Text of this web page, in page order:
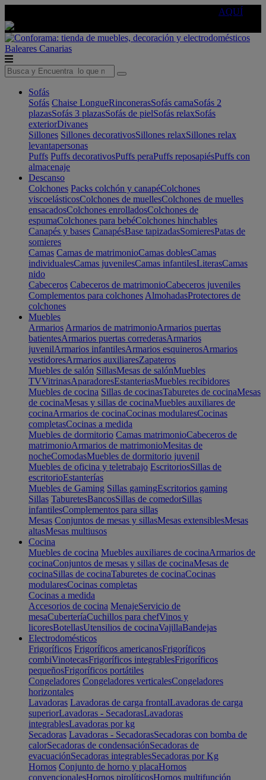
AQUÍ
Baleares Canarias
Sofás
Sofás Chaise LongueRinconerasSofás camaSofás 2
plazasSofás 3 plazasSofás de pielSofás relaxSofás
exteriorDivanes
Sillones Sillones decorativosSillones relaxSillones relax
levantapersonas
Puffs Puffs decorativosPuffs peraPuffs reposapiésPuffs con
almacenaje
Descanso
Colchones Packs colchón y canapéColchones
viscoelásticosColchones de muellesColchones de muelles
ensacadosColchones enrolladosColchones de
espumaColchones para bebéColchones hinchables
Canapés y bases CanapésBase tapizadasSomieresPatas de
somieres
Camas Camas de matrimonioCamas doblesCamas
individualesCamas juvenilesCamas infantilesLiterasCamas
nido
Cabeceros Cabeceros de matrimonioCabeceros juveniles
Complementos para colchones AlmohadasProtectores de
colchones
Muebles
Armarios Armarios de matrimonioArmarios puertas
batientesArmarios puertas correderasArmarios
juvenilArmarios infantilesArmarios esquinerosArmarios
vestidoresArmarios auxiliaresZapateros
Muebles de salón SillasMesas de salónMuebles
TVVitrinasAparadoresEstanteriasMuebles recibidores
Muebles de cocina Sillas de cocinasTaburetes de cocinaMesas
de cocinaMesas y sillas de cocinaMuebles auxiliares de
cocinaArmarios de cocinaCocinas modularesCocinas
completasCocinas a medida
Muebles de dormitorio Camas matrimonioCabeceros de
matrimonioArmarios de matrimonioMesitas de
nocheComodasMuebles de dormitorio juvenil
Muebles de oficina y teletrabajo EscritoriosSillas de
escritorioEstanterías
Muebles de Gaming Sillas gamingEscritorios gaming
Sillas TaburetesBancosSillas de comedorSillas
infantilesComplementos para sillas
Mesas Conjuntos de mesas y sillasMesas extensiblesMesas
altasMesas multiusos
Cocina
Muebles de cocina Muebles auxiliares de cocinaArmarios de
cocinaConjuntos de mesas y sillas de cocinaMesas de
cocinaSillas de cocinaTaburetes de cocinaCocinas
modularesCocinas completas
Cocinas a medida
Accesorios de cocina MenajeServicio de
mesaCuberteríaCuchillos para chefVinos y
licoresBotellasUtensilios de cocinaVajillaBandejas
Electrodomésticos
Frigoríficos Frigoríficos americanosFrigoríficos
combiVinotecasFrigoríficos integrablesFrigoríficos
pequeñosFrigoríficos portátiles
Congeladores Congeladores verticalesCongeladores
horizontales
Lavadoras Lavadoras de carga frontalLavadoras de carga
superiorLavadoras - SecadorasLavadoras
integrablesLavadoras por kg
Secadoras Lavadoras - SecadorasSecadoras con bomba de
calorSecadoras de condensaciónSecadoras de
evacuaciónSecadoras integrablesSecadoras por Kg
Hornos Conjunto de horno y placaHornos
convencionalesHornos pirolíticosHornos multifunción